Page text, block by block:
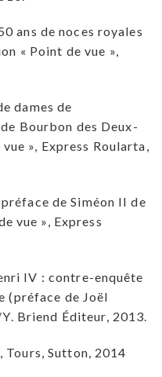
de noces royales
« Point de vue »,
dames de
Bourbon des Deux-
», Express Roularta,
de Siméon II de
vue », Express
IV : contre-enquête
(préface de Joël
Briend Éditeur, 2013.
Sutton, 2014